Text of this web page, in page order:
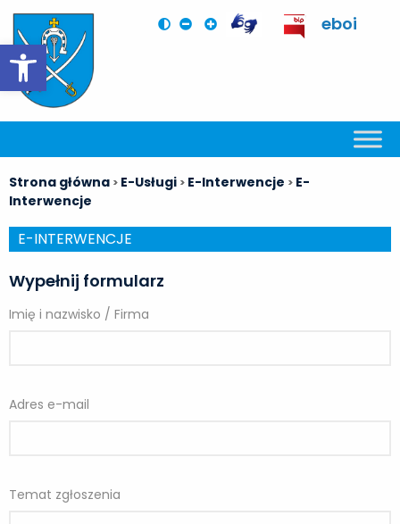
Otwórz pasek narzędzi
eboi
Strona główna > E-Usługi > E-Interwencje > E-
Interwencje
E-INTERWENCJE
Wypełnij formularz
Imię i nazwisko / Firma
Adres e-mail
Temat zgłoszenia